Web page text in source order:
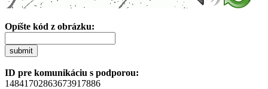
Opíšte kód z obrázku:
submit
ID pre komunikáciu s podporou:
14841702863673917886